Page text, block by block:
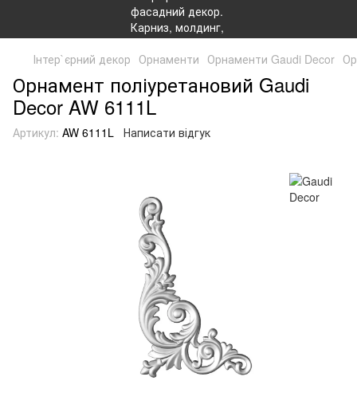
Інтер`єрний декор Орнаменти Орнаменти Gaudi Decor
Орнамент поліуретановий Gaudi
Decor AW 6111L
Артикул: AW 6111L Написати відгук